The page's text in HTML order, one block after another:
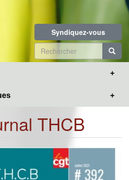
Syndiquez-vous
Formulaire
de
THCB